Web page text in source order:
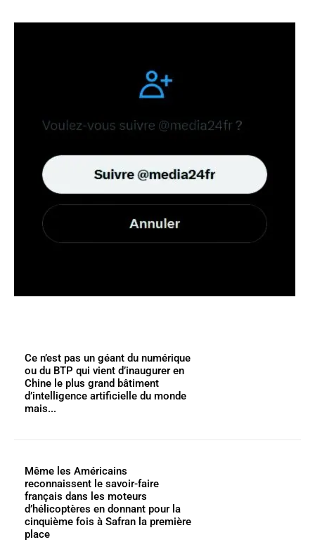
Ce n’est pas un géant du numérique
ou du BTP qui vient d’inaugurer en
Chine le plus grand bâtiment
d’intelligence artificielle du monde
mais...
Même les Américains
reconnaissent le savoir-faire
français dans les moteurs
d’hélicoptères en donnant pour la
cinquième fois à Safran la première
place